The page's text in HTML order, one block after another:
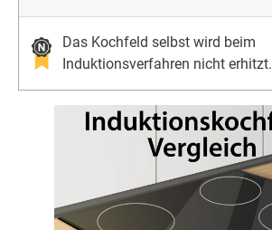
Das Kochfeld selbst wird beim
Induktionsverfahren nicht erhitzt.